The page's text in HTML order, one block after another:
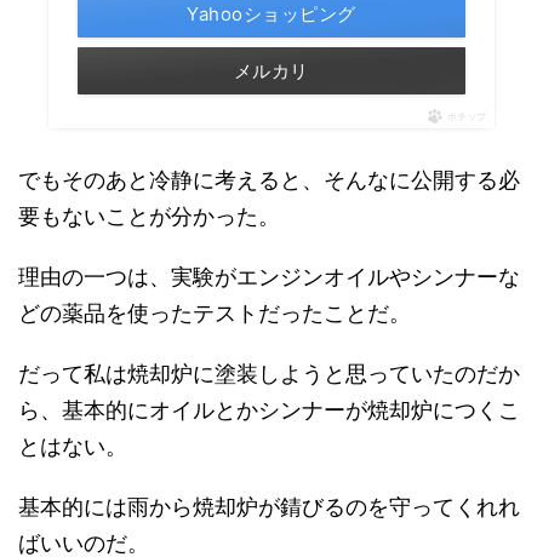
Yahooショッピング
メルカリ
ポチップ
でもそのあと冷静に考えると、そんなに公開する必
要もないことが分かった。
理由の一つは、実験がエンジンオイルやシンナーな
どの薬品を使ったテストだったことだ。
だって私は焼却炉に塗装しようと思っていたのだか
ら、基本的にオイルとかシンナーが焼却炉につくこ
とはない。
基本的には雨から焼却炉が錆びるのを守ってくれれ
ばいいのだ。